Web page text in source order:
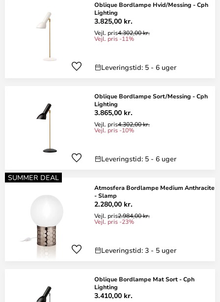
Oblique Bordlampe Hvid/Messing - Cph
Lighting
3.825,00 kr.
Vejl. pris4.302,00 kr.
Vejl. pris -11%
Leveringstid: 5 - 6 uger
Oblique Bordlampe Sort/Messing - Cph
Lighting
3.865,00 kr.
Vejl. pris4.302,00 kr.
Vejl. pris -10%
Leveringstid: 5 - 6 uger
SUMMER DEAL
Atmosfera Bordlampe Medium Anthracite
- Slamp
2.280,00 kr.
Vejl. pris2.984,00 kr.
Vejl. pris -23%
Leveringstid: 3 - 5 uger
Oblique Bordlampe Mat Sort - Cph
Lighting
3.410,00 kr.